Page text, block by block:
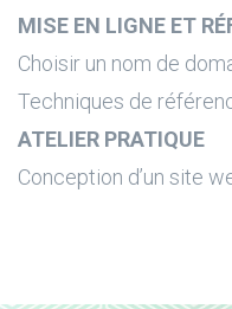
MISE EN LIGNE ET
Choisir un nom de
Techniques de
ATELIER PRATIQUE
Conception d’un site